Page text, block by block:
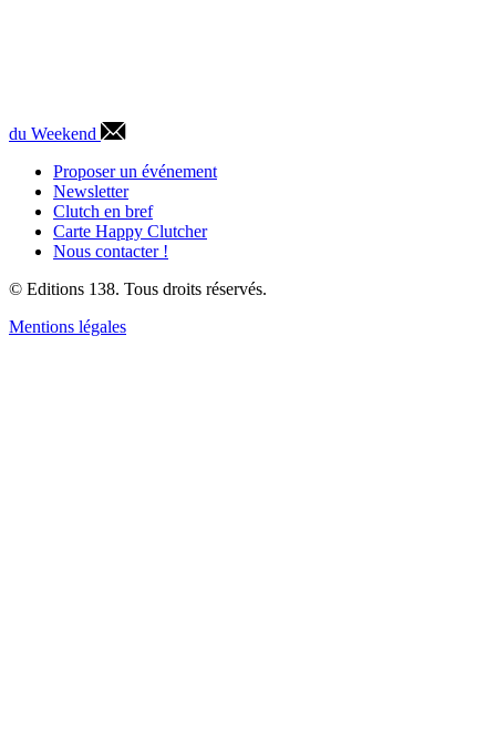
du Weekend
Proposer un événement
Newsletter
Clutch en bref
Carte Happy Clutcher
Nous contacter !
© Editions 138. Tous droits réservés.
Mentions légales